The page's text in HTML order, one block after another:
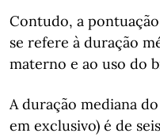
Contudo, a
se refere à duração
materno e ao uso do
A duração mediana
em exclusivo) é de